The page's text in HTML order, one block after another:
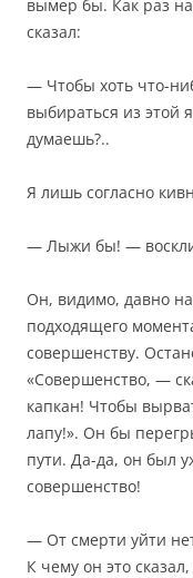
вымер бы. Как раз
сказал:
— Чтобы хоть что-
выбираться из этой
думаешь?..
Я лишь согласно
— Лыжи бы! —
Он, видимо, давно
подходящего
совершенству.
«Совершенство, —
капкан! Чтобы
лапу!». Он бы
пути. Да-да, он был
совершенство!
— От смерти уйти
К чему он это